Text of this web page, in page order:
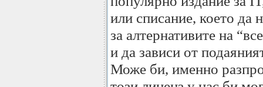
или списание, което да
за алтернативите на
и да зависи от
Може би, именно